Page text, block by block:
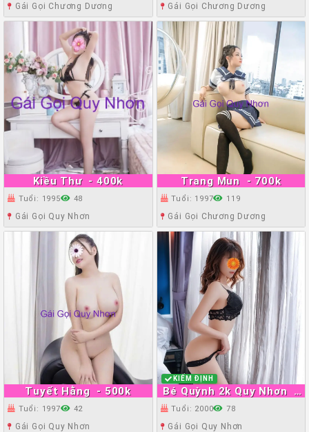
Gái Gọi Chương Dương Gái Gọi Chương Dương
Kiều Thư - 400k
Tuổi: 1995 48
Gái Gọi Quy Nhơn
Trang Mun - 700k
Tuổi: 1997 119
Gái Gọi Chương Dương
Tuyết Hằng - 500k
Tuổi: 1997 42
Gái Gọi Quy Nhơn
Bé Quỳnh 2k Quy Nhơn -
700k
KIỂM ĐỊNH
Tuổi: 2000 78
Gái Gọi Quy Nhơn